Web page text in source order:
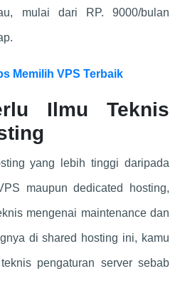
mulai dari RP. 9000/bulan
Memilih VPS Terbaik
Ilmu Teknis
yang lebih tinggi daripada
maupun dedicated hosting,
mengenai maintenance dan
di shared hosting ini, kamu
pengaturan server sebab